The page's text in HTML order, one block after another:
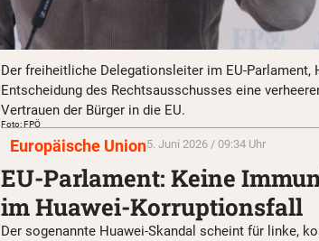
Der freiheitliche Delegationsleiter im EU-Parlament,
Entscheidung des Rechtsausschusses eine
Vertrauen der Bürger in die EU.
Foto: FPÖ
Europäische Union5. Juni 2026 / 09:34 Uhr
EU-Parlament: Keine
im Huawei-Korruptionsfall
Der sogenannte Huawei-Skandal scheint für linke,